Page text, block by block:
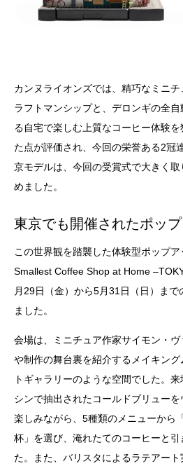
カンヌライオンズでは、精巧なミニ
ラフトマンシップと、デロンギの全
る自宅で楽しむ上質なコーヒー体験
た点が評価され、今回の栄誉ある2冠
京モデルは、今回の受賞式で大きく
めました。
東京でも開催されたポッ
この世界観を踏襲した体験型ポップ
Smallest Coffee Shop at Home
月29日（金）から5月31日（日）ま
ました。
会場は、ミニチュア作家サイモン・
や制作の舞台裏を紹介するメイキン
トギャラリーのような空間でした。
シンで抽出されたコールドブリュー
楽しみながら、5種類のメニューから
杯」を選び、淹れたてのコーヒーと
た。また、バリスタによるラテアー